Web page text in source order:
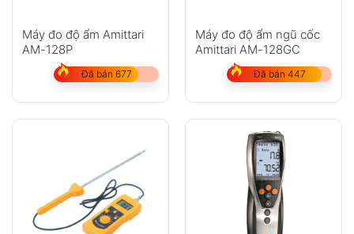
Máy đo độ ẩm Amittari
AM-128P
Đã bán 677
Máy đo độ ẩm ngũ cốc
Amittari AM-128GC
Đã bán 447